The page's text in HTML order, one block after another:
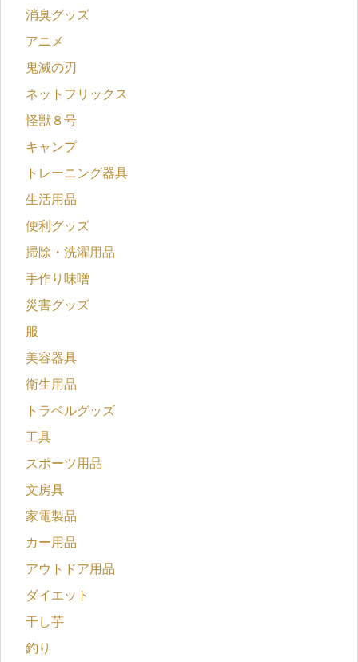
消臭グッズ
アニメ
鬼滅の刃
ネットフリックス
怪獣８号
キャンプ
トレーニング器具
生活用品
便利グッズ
掃除・洗濯用品
手作り味噌
災害グッズ
服
美容器具
衛生用品
トラベルグッズ
工具
スポーツ用品
文房具
家電製品
カー用品
アウトドア用品
ダイエット
干し芋
釣り